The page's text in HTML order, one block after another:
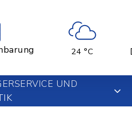
24 °C
UND